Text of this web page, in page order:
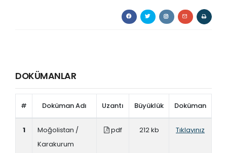
DOKÜMANLAR
# Doküman Adı Uzantı Büyüklük Doküman
1
Moğolistan /
Karakurum
pdf 212 kb Tıklayınız